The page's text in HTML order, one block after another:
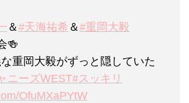
＆#天海祐希 ＆#重岡大毅
🍻
重岡大毅がずっと隠していた
ニーズWEST#スッキリ
OfuMXaPYtW